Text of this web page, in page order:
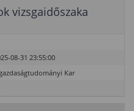
vizsgaidőszaka
08-31 23:55:00
Kar